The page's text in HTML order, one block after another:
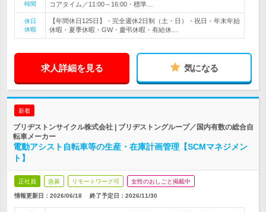
時間
コアタイム／11:00～16:00・標準…
休日
休暇
【年間休日125日】・完全週休2日制（土・日）・祝日・年末年始
休暇・夏季休暇・GW・慶弔休暇・有給休…
求人詳細を見る 気になる
新着
ブリヂストンサイクル株式会社 | ブリヂストングループ／国内有数の総合自
転車メーカー
電動アシスト自転車等の生産・在庫計画管理【SCMマネジメン
ト】
正社員 急募 リモートワーク可 女性のおしごと掲載中
情報更新日：2026/06/18 終了予定日： 2026/11/30